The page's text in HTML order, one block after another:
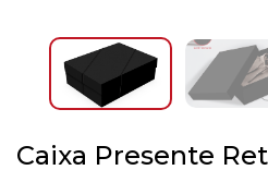
Caixa Presente